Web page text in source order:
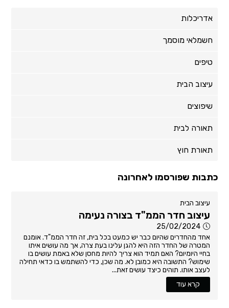
אדריכלות
חשמלאי מוסמך
טיפים
עיצוב הבית
שיפוצים
תאורה לבית
תאורת חוץ
כתבות שפורסמו לאחרונה
עיצוב הבית
עיצוב חדר הממ"ד בצורה נעימה
25/02/2024
אחד מהחדרים שהיום כבר יש כמעט בכל בית, זה חדר הממ"ד. אומנם
המטרה של החדר הזה היא להגן עלינו בעת צרה, אך מה עושים איתו
בחיי היומיום? האם תמיד הוא צריך להיות מחסן שלא באמת עושים בו
שימוש? התשובה היא כמובן לא. מה שכן, כדי להשתמש בו כדאי תחילה
לעצב אותו. תוהים כיצד עושים זאת...
קרא עוד